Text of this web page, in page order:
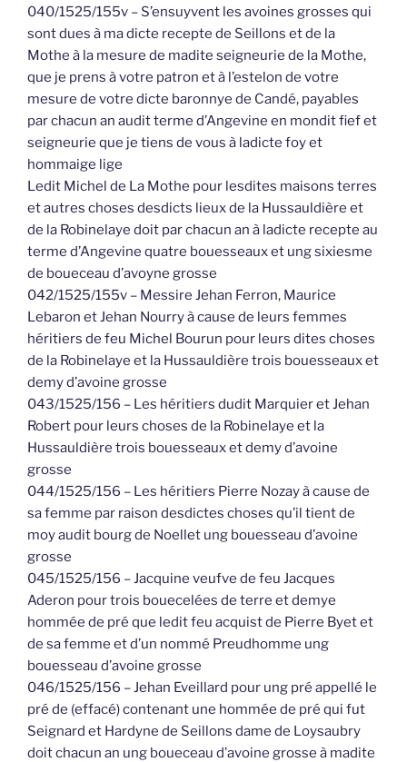
040/1525/155v – S’ensuyvent les avoines grosses qui
sont dues à ma dicte recepte de Seillons et de la
Mothe à la mesure de madite seigneurie de la Mothe,
que je prens à votre patron et à l’estelon de votre
mesure de votre dicte baronnye de Candé, payables
par chacun an audit terme d’Angevine en mondit fief et
seigneurie que je tiens de vous à ladicte foy et
hommaige lige
Ledit Michel de La Mothe pour lesdites maisons terres
et autres choses desdicts lieux de la Hussauldière et
de la Robinelaye doit par chacun an à ladicte recepte au
terme d’Angevine quatre bouesseaux et ung sixiesme
de boueceau d’avoyne grosse
042/1525/155v – Messire Jehan Ferron, Maurice
Lebaron et Jehan Nourry à cause de leurs femmes
héritiers de feu Michel Bourun pour leurs dites choses
de la Robinelaye et la Hussauldière trois bouesseaux et
demy d’avoine grosse
043/1525/156 – Les héritiers dudit Marquier et Jehan
Robert pour leurs choses de la Robinelaye et la
Hussauldière trois bouesseaux et demy d’avoine
grosse
044/1525/156 – Les héritiers Pierre Nozay à cause de
sa femme par raison desdictes choses qu’il tient de
moy audit bourg de Noellet ung bouesseau d’avoine
grosse
045/1525/156 – Jacquine veufve de feu Jacques
Aderon pour trois bouecelées de terre et demye
hommée de pré que ledit feu acquist de Pierre Byet et
de sa femme et d’un nommé Preudhomme ung
bouesseau d’avoine grosse
046/1525/156 – Jehan Eveillard pour ung pré appellé le
pré de (effacé) contenant une hommée de pré qui fut
Seignard et Hardyne de Seillons dame de Loysaubry
doit chacun an ung boueceau d’avoine grosse à madite